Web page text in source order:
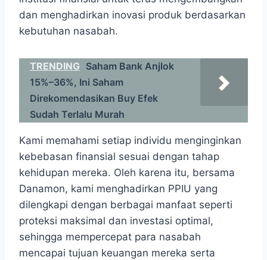
dan menghadirkan inovasi produk berdasarkan
kebutuhan nasabah.
TRENDING Saham Bank Anjlok
15%–36%, Ini Saham
Direkomendasikan Buy Efek
Sudah Terlalu Murah
Kami memahami setiap individu menginginkan
kebebasan finansial sesuai dengan tahap
kehidupan mereka. Oleh karena itu, bersama
Danamon, kami menghadirkan PPIU yang
dilengkapi dengan berbagai manfaat seperti
proteksi maksimal dan investasi optimal,
sehingga mempercepat para nasabah
mencapai tujuan keuangan mereka serta